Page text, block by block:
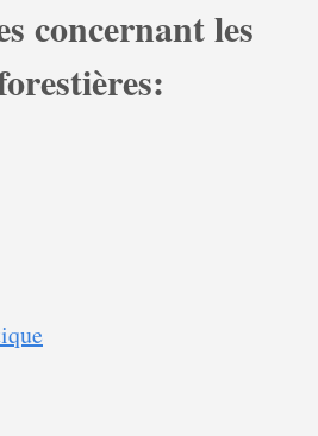
concernant les